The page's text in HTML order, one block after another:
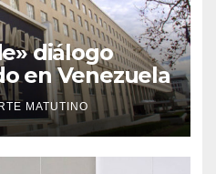
diálogo
en Venezuela
MATUTINO